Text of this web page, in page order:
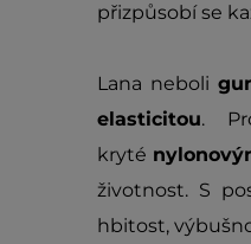
přizpůsobí se
Lana neboli
elasticitou.
kryté
životnost. S
hbitost,